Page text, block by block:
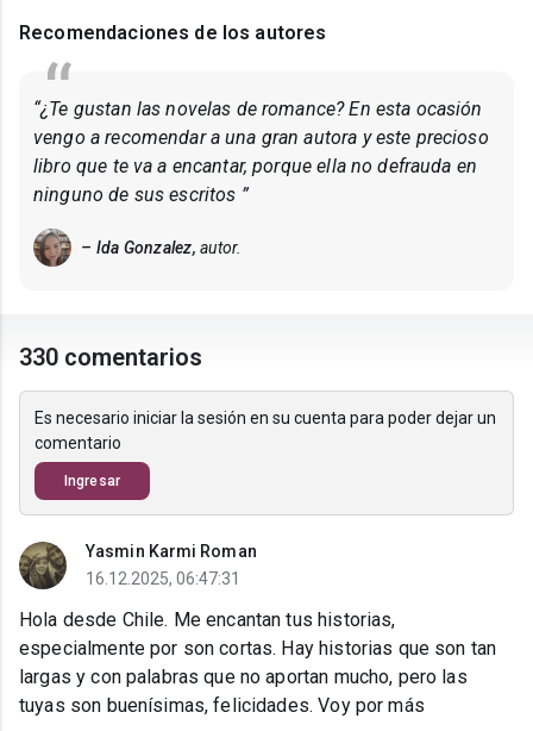
Recomendaciones de los autores
“¿Te gustan las novelas de romance? En esta ocasión
vengo a recomendar a una gran autora y este precioso
libro que te va a encantar, porque ella no defrauda en
ninguno de sus escritos ”
– Ida Gonzalez, autor.
330 comentarios
Es necesario iniciar la sesión en su cuenta para poder dejar un
comentario
Ingresar
Yasmin Karmi Roman
16.12.2025, 06:47:31
Hola desde Chile. Me encantan tus historias,
especialmente por son cortas. Hay historias que son tan
largas y con palabras que no aportan mucho, pero las
tuyas son buenísimas, felicidades. Voy por más